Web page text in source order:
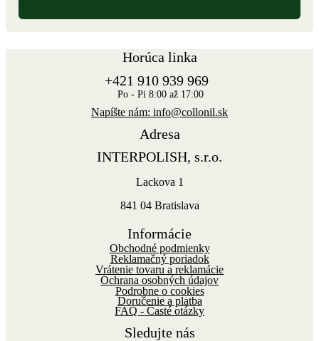
Horúca linka
+421 910 939 969
Po - Pi 8:00 až 17:00
Napíšte nám: info@collonil.sk
Adresa
INTERPOLISH, s.r.o.
Lackova 1
841 04 Bratislava
Informácie
Obchodné podmienky
Reklamačný poriadok
Vrátenie tovaru a reklamácie
Ochrana osobných údajov
Podrobne o cookies
Doručenie a platba
FAQ - Časté otázky
Sledujte nás